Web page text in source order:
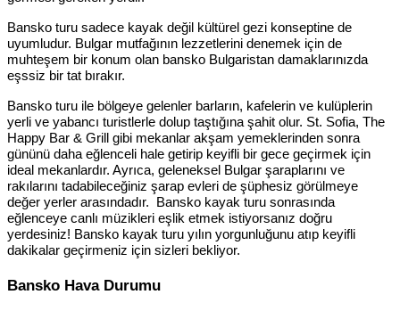
Bansko turu sadece kayak değil kültürel gezi konseptine de
uyumludur. Bulgar mutfağının lezzetlerini denemek için de
muhteşem bir konum olan bansko Bulgaristan damaklarınızda
eşssiz bir tat bırakır.
Bansko turu ile bölgeye gelenler barların, kafelerin ve kulüplerin
yerli ve yabancı turistlerle dolup taştığına şahit olur. St. Sofia, The
Happy Bar & Grill gibi mekanlar akşam yemeklerinden sonra
gününü daha eğlenceli hale getirip keyifli bir gece geçirmek için
ideal mekanlardır. Ayrıca, geleneksel Bulgar şaraplarını ve
rakılarını tadabileceğiniz şarap evleri de şüphesiz görülmeye
değer yerler arasındadır. Bansko kayak turu sonrasında
eğlenceye canlı müzikleri eşlik etmek istiyorsanız doğru
yerdesiniz! Bansko kayak turu yılın yorgunluğunu atıp keyifli
dakikalar geçirmeniz için sizleri bekliyor.
Bansko Hava Durumu